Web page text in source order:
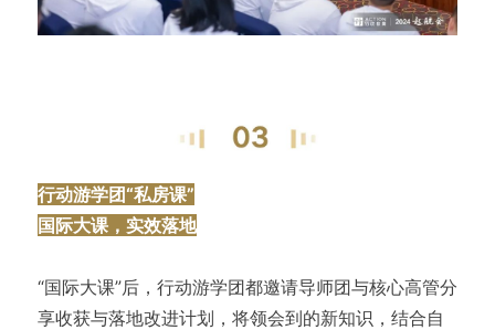
行动游学团“私房课”
国际大课，实效落地
“国际大课”后，行动游学团都邀请导师团与核心高管分
享收获与落地改进计划，将领会到的新知识，结合自